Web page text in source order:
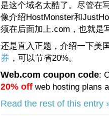
是这个域名太酷了。尽管在
像介绍HostMonster和
须在后面加上.com，也就是
还是直入正题，介绍一下美
券 ，可以节省20%。
Web.com coupon code:
20% off web hosting plans
Read the rest of this entry